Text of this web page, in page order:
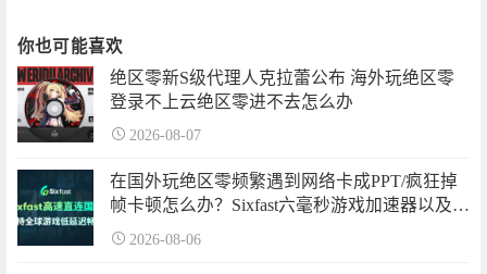
你也可能喜欢
绝区零新S级代理人克拉蕾公布 海外玩绝区零
登录不上云绝区零进不去怎么办
2026-08-07
在国外玩绝区零频繁遇到网络卡成PPT/疯狂掉
帧卡顿怎么办？Sixfast六毫秒游戏加速器以及免
费兑换码来帮你！
2026-08-06